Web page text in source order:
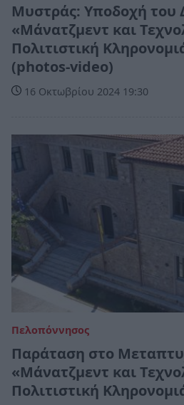
Μυστράς: Υποδοχή
«Μάνατζμεντ και
Πολιτιστική
(photos-video)
16 Οκτωβρίου 2024 19:30
Πελοπόννησος
Παράταση στο
«Μάνατζμεντ και
Πολιτιστική